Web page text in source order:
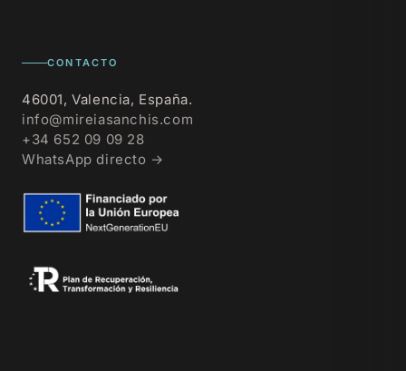
CONTACTO
46001, Valencia, España.
info@mireiasanchis.com
+34 652 09 09 28
WhatsApp directo →